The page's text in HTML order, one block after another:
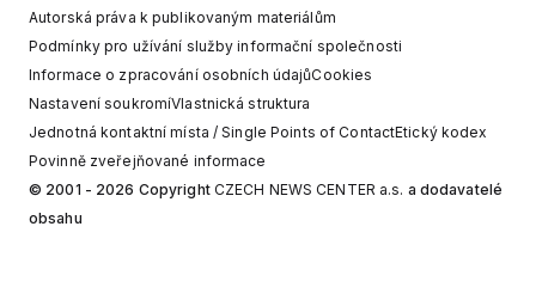
Autorská práva k publikovaným materiálům
Podmínky pro užívání služby informační společnosti
Informace o zpracování osobních údajůCookies
Nastavení soukromíVlastnická struktura
Jednotná kontaktní místa / Single Points of ContactEtický kodex
Povinně zveřejňované informace
© 2001 - 2026 Copyright CZECH NEWS CENTER a.s. a dodavatelé
obsahu